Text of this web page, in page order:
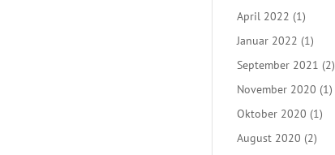
April 2022 (1)
Januar 2022 (1)
September 2021 (2)
November 2020 (1)
Oktober 2020 (1)
August 2020 (2)